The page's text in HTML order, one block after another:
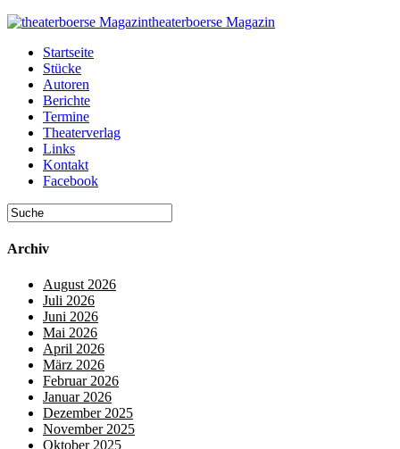
theaterboerse Magazin
Startseite
Stücke
Autoren
Berichte
Termine
Theaterverlag
Links
Kontakt
Facebook
Archiv
August 2026
Juli 2026
Juni 2026
Mai 2026
April 2026
März 2026
Februar 2026
Januar 2026
Dezember 2025
November 2025
Oktober 2025